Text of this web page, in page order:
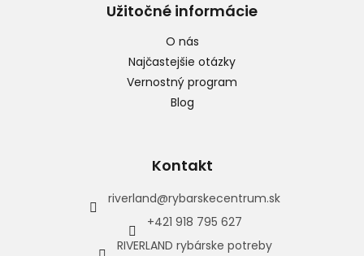
Užitočné informácie
O nás
Najčastejšie otázky
Vernostný program
Blog
Kontakt
riverland@rybarskecentrum.sk
+421 918 795 627
RIVERLAND rybárske potreby